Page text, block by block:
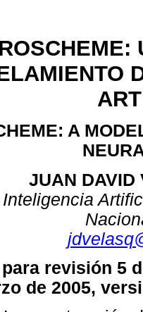
A
JUAN DAVID
revisión 5
de 2005,